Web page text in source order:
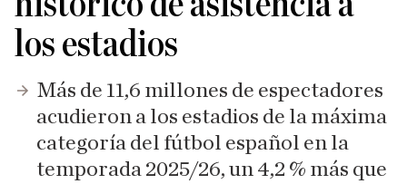
los estadios
Más de 11,6 millones de espectadores
acudieron a los estadios de la máxima
categoría del fútbol español en la
temporada 2025/26, un 4,2 % más que